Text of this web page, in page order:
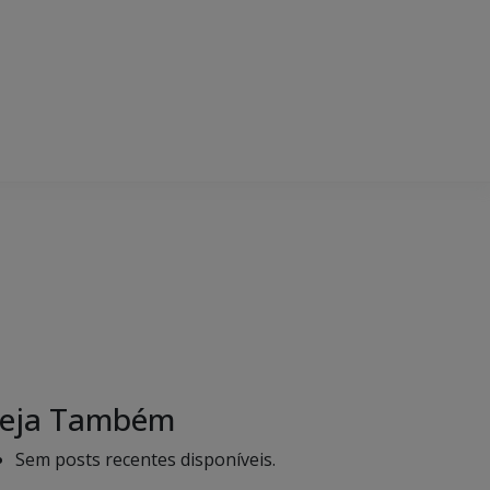
Também
Sem posts recentes disponíveis.